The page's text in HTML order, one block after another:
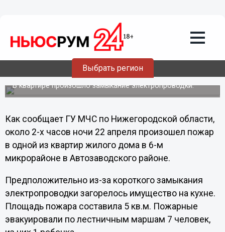
Выбрать регион
23.04.201220:12
Ночью в Нижнем Новгороде 7 человек
эвакуировали из-за пожара
В квартире произошло замыкание электропроводки.
Как сообщает ГУ МЧС по Нижегородской области,
около 2-х часов ночи 22 апреля произошел пожар
в одной из квартир жилого дома в 6-м
микрорайоне в Автозаводского районе.
Предположительно из-за короткого замыкания
электропроводки загорелось имущество на кухне.
Площадь пожара составила 5 кв.м. Пожарные
эвакуировали по лестничным маршам 7 человек,